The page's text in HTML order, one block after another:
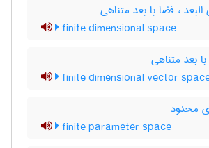
، فضا با بعد متناهی
finite dimensional space
بعد متناهی
finite dimensional vector
محدود
finite parameter space